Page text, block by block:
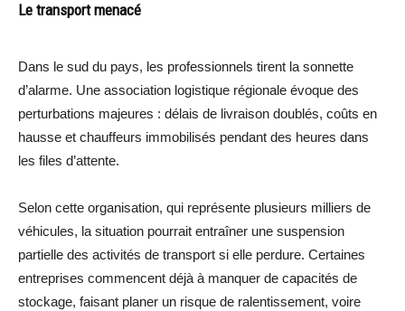
Le transport menacé
Dans le sud du pays, les professionnels tirent la sonnette
d’alarme. Une association logistique régionale évoque des
perturbations majeures : délais de livraison doublés, coûts en
hausse et chauffeurs immobilisés pendant des heures dans
les files d’attente.
Selon cette organisation, qui représente plusieurs milliers de
véhicules, la situation pourrait entraîner une suspension
partielle des activités de transport si elle perdure. Certaines
entreprises commencent déjà à manquer de capacités de
stockage, faisant planer un risque de ralentissement, voire